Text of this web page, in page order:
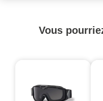
Vous